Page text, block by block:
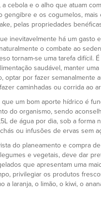
a cebola e o alho que atuam
gengibre e os cogumelos,
pelas propriedades
inevitavelmente há um gasto
o combate ao
tornam-se uma tarefa difícil.
saudável, manter
optar por fazer semanalmente
caminhadas ou corrida ao
um bom aporte hídrico é
do organismo, sendo
de água por dia, sob a forma
ou infusões de ervas sem
do planeamento e compra
e vegetais, deve dar
que apresentam uma
privilegiar os produtos
a laranja, o limão, o kiwi, o